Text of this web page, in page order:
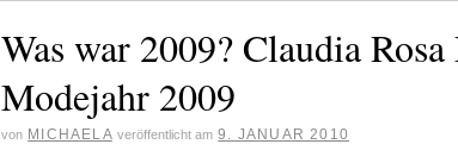
Was war 2009? Claudia
Modejahr 2009
von MICHAELA veröffentlicht am 9. JANUAR 2010